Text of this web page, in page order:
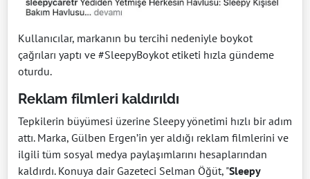
Kullanıcılar, markanın bu tercihi nedeniyle boykot
çağrıları yaptı ve #SleepyBoykot etiketi hızla gündeme
oturdu.
Reklam filmleri kaldırıldı
Tepkilerin büyümesi üzerine Sleepy yönetimi hızlı bir adım
attı. Marka, Gülben Ergen’in yer aldığı reklam filmlerini ve
ilgili tüm sosyal medya paylaşımlarını hesaplarından
kaldırdı. Konuya dair Gazeteci Selman Öğüt, "Sleepy